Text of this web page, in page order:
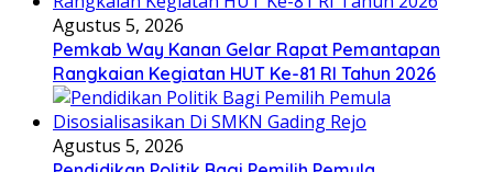
Agustus 5, 2026
Pemkab Way Kanan Gelar Rapat Pemantapan
Rangkaian Kegiatan HUT Ke-81 RI Tahun 2026
Agustus 5, 2026